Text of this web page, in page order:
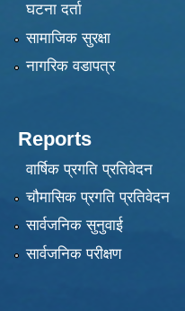
घटना दर्ता
सामाजिक सुरक्षा
नागरिक वडापत्र
Reports
वार्षिक प्रगति प्रतिवेदन
चौमासिक प्रगति प्रतिवेदन
सार्वजनिक सुनुवाई
सार्वजनिक परीक्षण